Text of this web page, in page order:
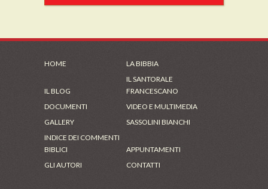
HOME LA BIBBIA
IL BLOG
IL SANTORALE
FRANCESCANO
DOCUMENTI
VIDEO E MULTIMEDIA
GALLERY
SASSOLINI BIANCHI
INDICE DEI COMMENTI
BIBLICI
APPUNTAMENTI
GLI AUTORI
CONTATTI